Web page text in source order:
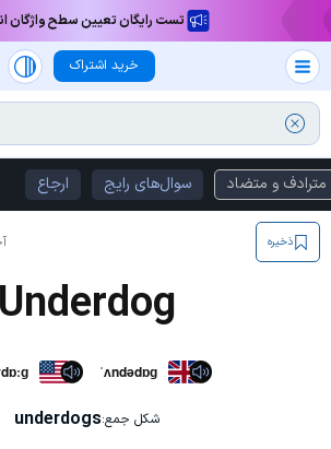
تست رایگان تعیین سطح واژگان
خرید اشتراک
مترادف و متضاد سوال‌های رایج ارجاع
ذخیره
Underdog
ˈʌndədɒɡ
شکل جمع:underdogs